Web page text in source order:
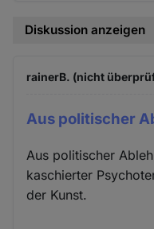
Diskussion anzeigen
rainerB. (nicht
Aus politischer
Aus politischer
kaschierter
der Kunst.